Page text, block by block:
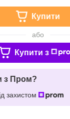
Купити
або
Купити з
з Пром?
захистом